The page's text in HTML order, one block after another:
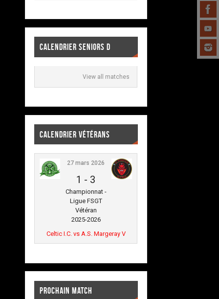
CALENDRIER SENIORS D
View all matches
CALENDRIER VÉTÉRANS
27 mars 2026
1 - 3
Championnat -
Ligue FSGT
Vétéran
2025-2026
Celtic I.C. vs A.S. Margeray V
PROCHAIN MATCH